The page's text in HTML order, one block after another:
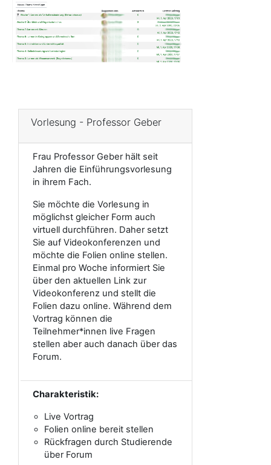
Vorlesung - Professor Geber
Frau Professor Geber hält seit
Jahren die Einführungsvorlesung
in ihrem Fach.
Sie möchte die Vorlesung in
möglichst gleicher Form auch
virtuell durchführen. Daher setzt
Sie auf Videokonferenzen und
möchte die Folien online stellen.
Einmal pro Woche informiert Sie
über den aktuellen Link zur
Videokonferenz und stellt die
Folien dazu online. Während dem
Vortrag können die
Teilnehmer*innen live Fragen
stellen aber auch danach über das
Forum.
Charakteristik:
Live Vortrag
Folien online bereit stellen
Rückfragen durch Studierende
über Forum